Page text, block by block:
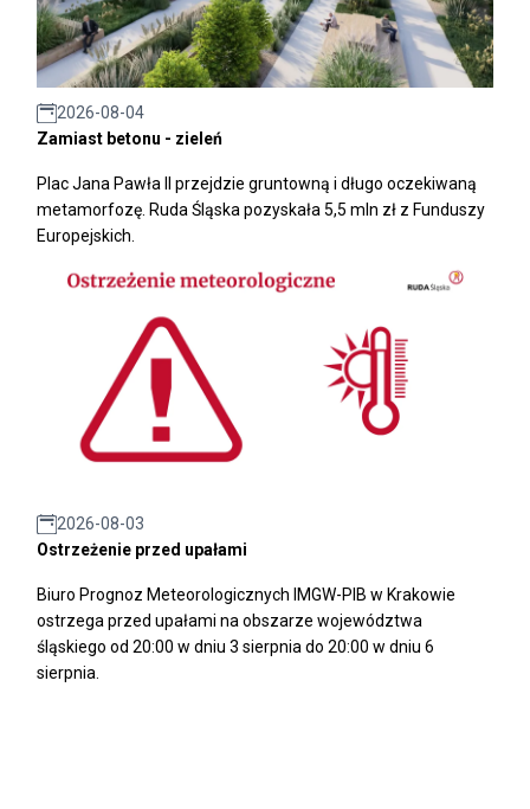
2026-08-04
Zamiast betonu - zieleń
Plac Jana Pawła II przejdzie gruntowną i długo oczekiwaną
metamorfozę. Ruda Śląska pozyskała 5,5 mln zł z Funduszy
Europejskich.
2026-08-03
Ostrzeżenie przed upałami
Biuro Prognoz Meteorologicznych IMGW-PIB w Krakowie
ostrzega przed upałami na obszarze województwa
śląskiego od 20:00 w dniu 3 sierpnia do 20:00 w dniu 6
sierpnia.